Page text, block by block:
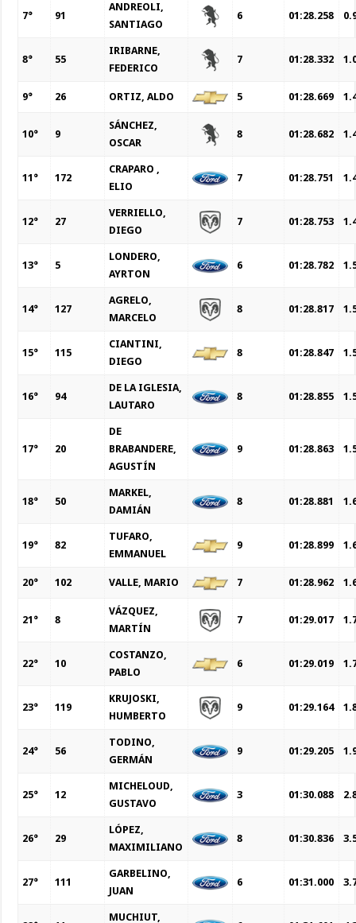
7° 91
ANDREOLI,
SANTIAGO
6 01:28.258
8° 55
IRIBARNE,
FEDERICO
7 01:28.332
9° 26 ORTIZ, ALDO 5 01:28.669
10° 9
SÁNCHEZ,
OSCAR
8 01:28.682
11° 172
CRAPARO ,
ELIO
7 01:28.751
12° 27
VERRIELLO,
DIEGO
7 01:28.753
13° 5
LONDERO,
AYRTON
6 01:28.782
14° 127
AGRELO,
MARCELO
8 01:28.817
15° 115
CIANTINI,
DIEGO
8 01:28.847
16° 94
DE LA IGLESIA,
LAUTARO
8 01:28.855
17° 20
DE
BRABANDERE,
AGUSTÍN
9 01:28.863
18° 50
MARKEL,
DAMIÁN
8 01:28.881
19° 82
TUFARO,
EMMANUEL
9 01:28.899
20° 102 VALLE, MARIO 7 01:28.962
21° 8
VÁZQUEZ,
MARTÍN
7 01:29.017
22° 10
COSTANZO,
PABLO
6 01:29.019
23° 119
KRUJOSKI,
HUMBERTO
9 01:29.164
24° 56
TODINO,
GERMÁN
9 01:29.205
25° 12
MICHELOUD,
GUSTAVO
3 01:30.088
26° 29
LÓPEZ,
MAXIMILIANO
8 01:30.836
27° 111
GARBELINO,
JUAN
6 01:31.000
MUCHIUT,